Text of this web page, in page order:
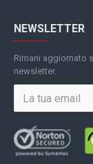
NEWSLETTER
Rimani aggiornato
newsletter.